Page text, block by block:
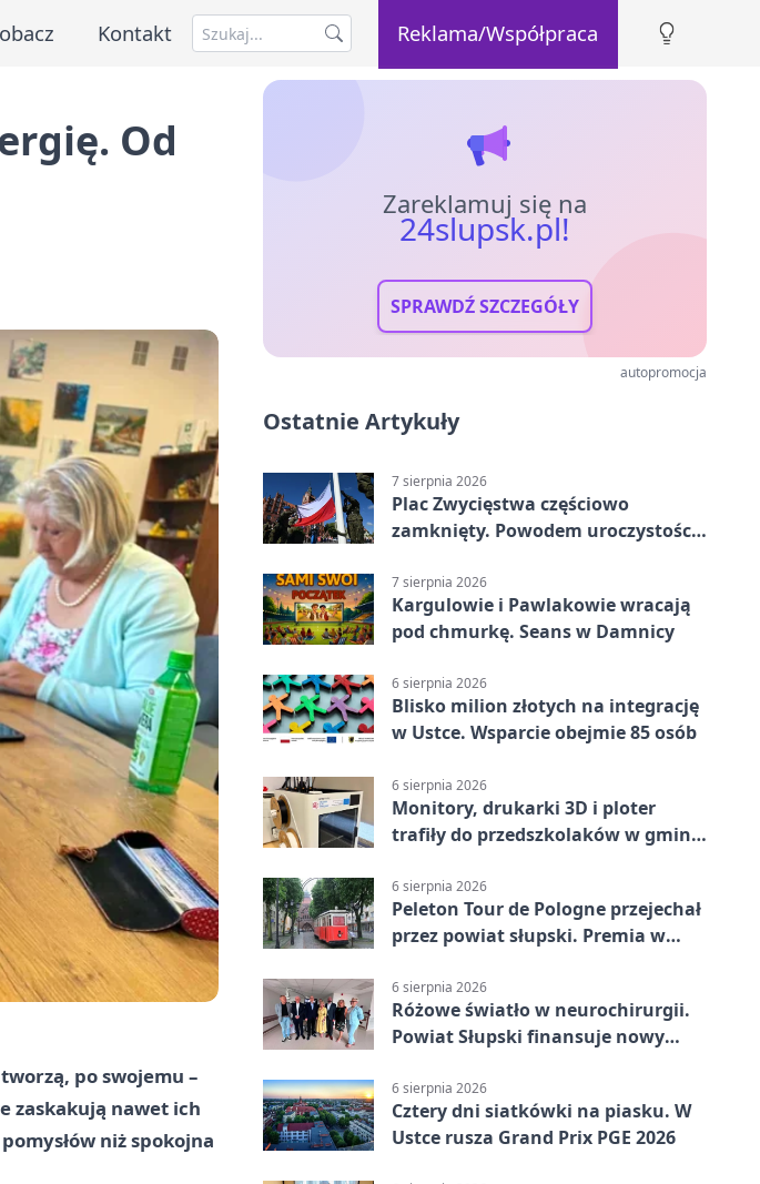
Kontakt Reklama/Współpraca
Od
po swojemu –
zaskakują nawet ich
niż spokojna
Zareklamuj się na
24slupsk.pl!
SPRAWDŹ SZCZEGÓŁY
autopromocja
Ostatnie Artykuły
7 sierpnia 2026
Plac Zwycięstwa częściowo
zamknięty. Powodem uroczystości
7 sierpnia 2026
Kargulowie i Pawlakowie wracają
pod chmurkę. Seans w Damnicy
6 sierpnia 2026
Blisko milion złotych na integrację
w Ustce. Wsparcie obejmie 85 osób
6 sierpnia 2026
Monitory, drukarki 3D i ploter
trafiły do przedszkolaków w gminie
6 sierpnia 2026
Peleton Tour de Pologne przejechał
przez powiat słupski. Premia w
6 sierpnia 2026
Różowe światło w neurochirurgii.
Powiat Słupski finansuje nowy
6 sierpnia 2026
Cztery dni siatkówki na piasku. W
Ustce rusza Grand Prix PGE 2026